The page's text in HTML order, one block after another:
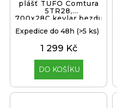
plášť TUFO Comtura
5TR28,
700x28C,kevlar,bezduš.,b
Expedice do 48h (>5 ks)
1 299 Kč
DO KOŠÍKU